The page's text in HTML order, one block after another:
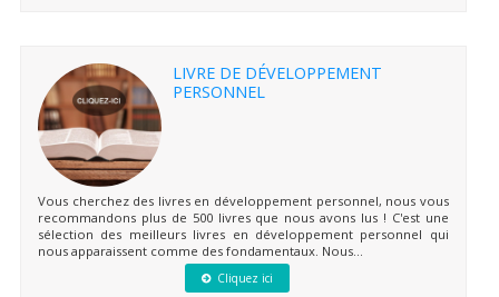
LIVRE DE DÉVELOPPEMENT
PERSONNEL
Vous cherchez des livres en développement personnel, nous vous
recommandons plus de 500 livres que nous avons lus ! C'est une
sélection des meilleurs livres en développement personnel qui
nous apparaissent comme des fondamentaux. Nous...
Cliquez ici